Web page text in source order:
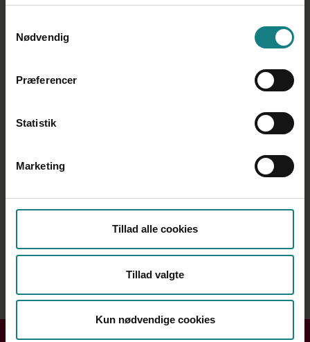
Nødvendig
Præferencer
Statistik
Marketing
Tillad alle cookies
Tillad valgte
Kun nødvendige cookies
Tilbage til Bornholm
Bornholm
Arbejdsmiljørepræsentant i Kreds Bornholm
Pensionister og efterlønsmodtagere
Nyttig information
Faglighed forandrer liv